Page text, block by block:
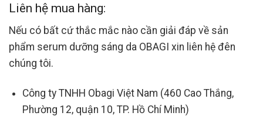
Liên hệ mua hàng:
Nếu có bất cứ thắc mắc nào cần giải đáp về sản
phẩm serum dưỡng sáng da OBAGI xin liên hệ đên
chúng tôi.
Công ty TNHH Obagi Việt Nam (460 Cao Thắng,
Phường 12, quận 10, TP. Hồ Chí Minh)